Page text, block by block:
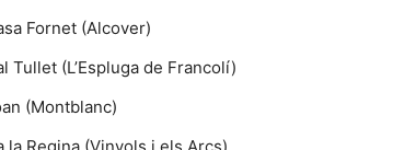
Fornet (Alcover)
Tullet (L’Espluga de Francolí)
(Montblanc)